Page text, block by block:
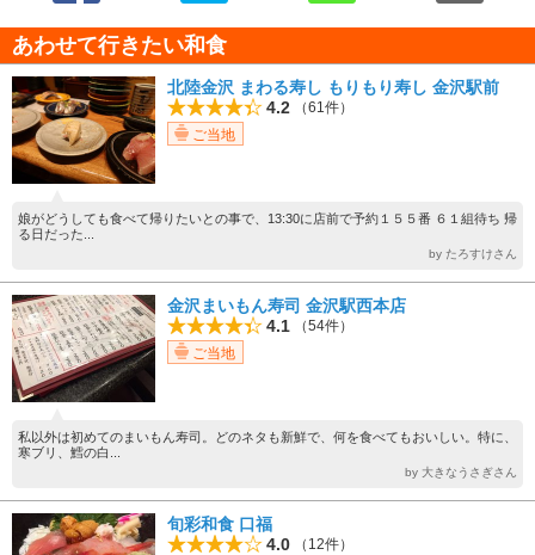
あわせて行きたい和食
北陸金沢 まわる寿し もりもり寿し 金沢駅前
4.2
（61件）
ご当地
娘がどうしても食べて帰りたいとの事で、13:30に店前で予約１５５番 ６１組待ち 帰
る日だった...
by たろすけさん
金沢まいもん寿司 金沢駅西本店
4.1
（54件）
ご当地
私以外は初めてのまいもん寿司。どのネタも新鮮で、何を食べてもおいしい。特に、
寒ブリ、鱈の白...
by 大きなうさぎさん
旬彩和食 口福
4.0
（12件）